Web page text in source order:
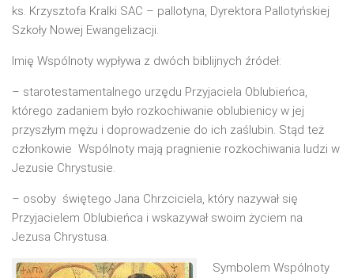
ks. Krzysztofa Kralki SAC – pallotyna, Dyrektora Pallotyńskiej
Szkoły Nowej Ewangelizacji.
Imię Wspólnoty wypływa z dwóch biblijnych źródeł:
– starotestamentalnego urzędu Przyjaciela Oblubieńca,
którego zadaniem było rozkochiwanie oblubienicy w jej
przyszłym mężu i doprowadzenie do ich zaślubin. Stąd też
członkowie Wspólnoty mają pragnienie rozkochiwania ludzi w
Jezusie Chrystusie.
– osoby świętego Jana Chrzciciela, który nazywał się
Przyjacielem Oblubieńca i wskazywał swoim życiem na
Jezusa Chrystusa.
Symbolem Wspólnoty